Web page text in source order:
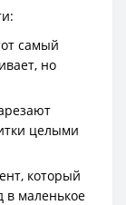
самый
но
целыми
который
в маленькое